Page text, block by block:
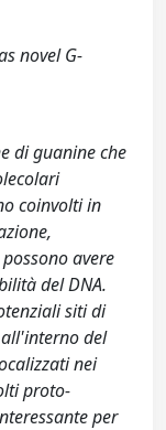
novel G-
di guanine che
coinvolti in
avere
del DNA.
siti di
del
nei
proto-
per